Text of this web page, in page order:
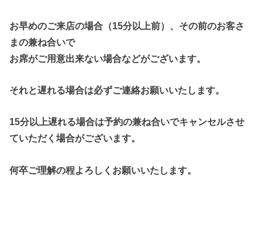
お早めのご来店の場合（15分以上前）、その前のお客さ
まの兼ね合いで
お席がご用意出来ない場合などがございます。
それと遅れる場合は必ずご連絡お願いいたします。
15分以上遅れる場合は予約の兼ね合いでキャンセルさせ
ていただく場合がございます。
何卒ご理解の程よろしくお願いいたします。